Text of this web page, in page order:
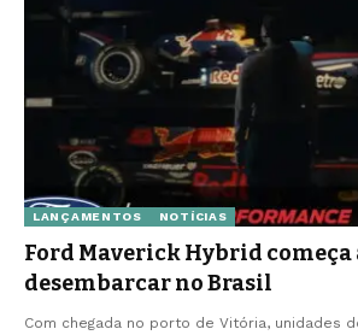
LANÇAMENTOS NOTÍCIAS
Ford Maverick Hybrid começa
desembarcar no Brasil
Com chegada no porto de Vitória, unidades